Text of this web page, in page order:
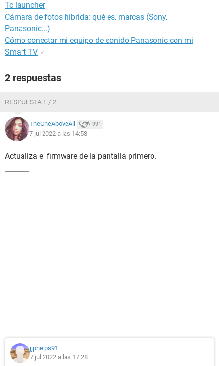
Tc launcher
Cámara de fotos híbrida: qué es, marcas (Sony,
Panasonic...)
Cómo conectar mi equipo de sonido Panasonic con mi
Smart TV ✓
2 respuestas
RESPUESTA 1 / 2
TheOneAboveAll 991
7 jul 2022 a las 14:58
Actualiza el firmware de la pantalla primero.
jjphelps91
7 jul 2022 a las 17:28